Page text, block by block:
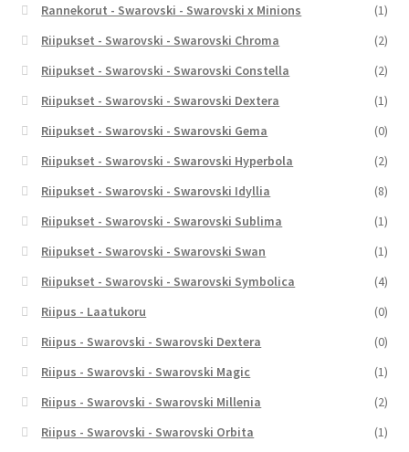
Rannekorut - Swarovski - Swarovski x Minions
(1)
Riipukset - Swarovski - Swarovski Chroma
(2)
Riipukset - Swarovski - Swarovski Constella
(2)
Riipukset - Swarovski - Swarovski Dextera
(1)
Riipukset - Swarovski - Swarovski Gema
(0)
Riipukset - Swarovski - Swarovski Hyperbola
(2)
Riipukset - Swarovski - Swarovski Idyllia
(8)
Riipukset - Swarovski - Swarovski Sublima
(1)
Riipukset - Swarovski - Swarovski Swan
(1)
Riipukset - Swarovski - Swarovski Symbolica
(4)
Riipus - Laatukoru
(0)
Riipus - Swarovski - Swarovski Dextera
(0)
Riipus - Swarovski - Swarovski Magic
(1)
Riipus - Swarovski - Swarovski Millenia
(2)
Riipus - Swarovski - Swarovski Orbita
(1)